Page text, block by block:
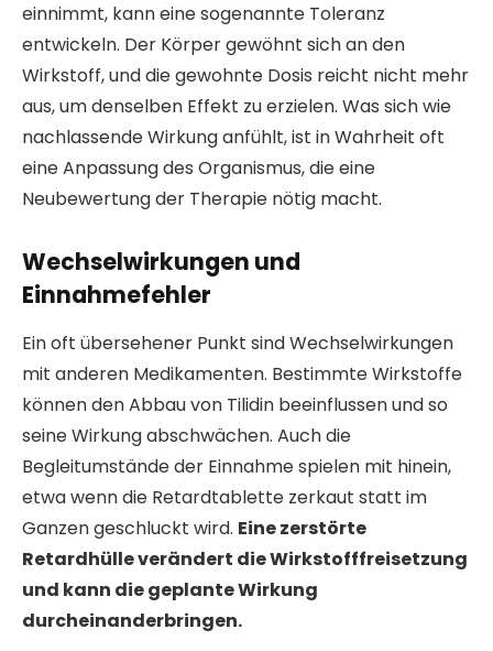
einnimmt, kann eine sogenannte Toleranz
entwickeln. Der Körper gewöhnt sich an den
Wirkstoff, und die gewohnte Dosis reicht nicht mehr
aus, um denselben Effekt zu erzielen. Was sich wie
nachlassende Wirkung anfühlt, ist in Wahrheit oft
eine Anpassung des Organismus, die eine
Neubewertung der Therapie nötig macht.
Wechselwirkungen und
Einnahmefehler
Ein oft übersehener Punkt sind Wechselwirkungen
mit anderen Medikamenten. Bestimmte Wirkstoffe
können den Abbau von Tilidin beeinflussen und so
seine Wirkung abschwächen. Auch die
Begleitumstände der Einnahme spielen mit hinein,
etwa wenn die Retardtablette zerkaut statt im
Ganzen geschluckt wird. Eine zerstörte
Retardhülle verändert die Wirkstofffreisetzung
und kann die geplante Wirkung
durcheinanderbringen.